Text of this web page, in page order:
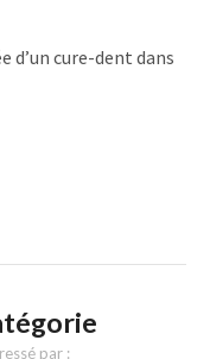
d’un cure-dent dans
par :